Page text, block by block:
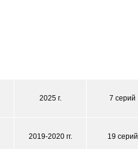
2025 г. 7 серий
2019-2020 гг. 19 серий